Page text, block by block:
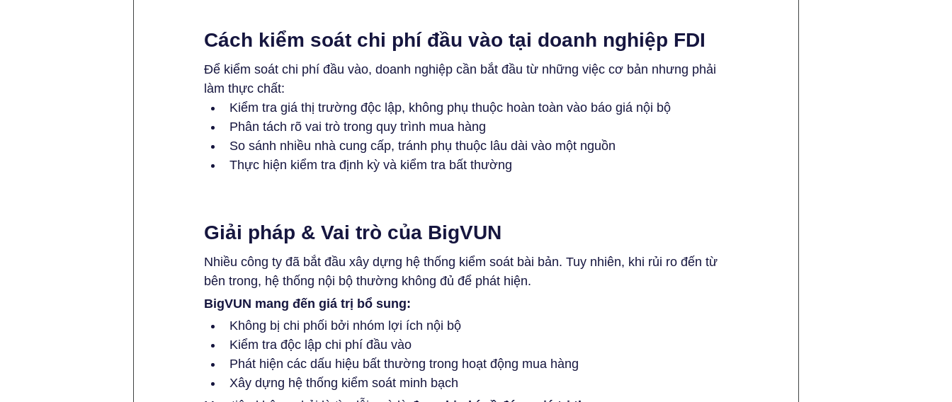
Cách kiểm soát chi phí đầu vào tại doanh nghiệp FDI
Để kiểm soát chi phí đầu vào, doanh nghiệp cần bắt đầu từ những việc cơ bản nhưng phải
làm thực chất:
Kiểm tra giá thị trường độc lập, không phụ thuộc hoàn toàn vào báo giá nội bộ
Phân tách rõ vai trò trong quy trình mua hàng
So sánh nhiều nhà cung cấp, tránh phụ thuộc lâu dài vào một nguồn
Thực hiện kiểm tra định kỳ và kiểm tra bất thường
Giải pháp & Vai trò của BigVUN
Nhiều công ty đã bắt đầu xây dựng hệ thống kiểm soát bài bản. Tuy nhiên, khi rủi ro đến từ
bên trong, hệ thống nội bộ thường không đủ để phát hiện.
BigVUN mang đến giá trị bổ sung:
Không bị chi phối bởi nhóm lợi ích nội bộ
Kiểm tra độc lập chi phí đầu vào
Phát hiện các dấu hiệu bất thường trong hoạt động mua hàng
Xây dựng hệ thống kiểm soát minh bạch